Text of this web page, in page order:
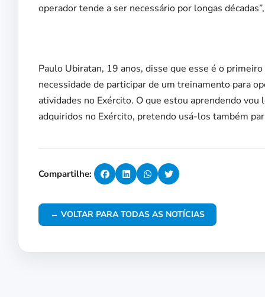
operador tende a ser necessário por longas
Paulo Ubiratan, 19 anos, disse que esse é o
necessidade de participar de um treinamento para
atividades no Exército. O que estou aprendendo
adquiridos no Exército, pretendo usá-los também
Compartilhe:
← VOLTAR PARA TODAS AS NOTÍCIAS